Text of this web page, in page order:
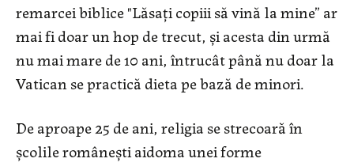
remarcei biblice "Lăsați copiii să vină la mine” ar
mai fi doar un hop de trecut, și acesta din urmă
nu mai mare de 10 ani, întrucât până nu doar la
Vatican se practică dieta pe bază de minori.
De aproape 25 de ani, religia se strecoară în
școlile românești aidoma unei forme